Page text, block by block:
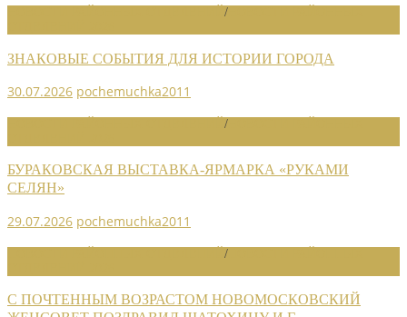
/
ЗНАКОВЫЕ СОБЫТИЯ ДЛЯ ИСТОРИИ ГОРОДА
30.07.2026 pochemuchka2011
/
БУРАКОВСКАЯ ВЫСТАВКА-ЯРМАРКА «РУКАМИ
СЕЛЯН»
29.07.2026 pochemuchka2011
/
С ПОЧТЕННЫМ ВОЗРАСТОМ НОВОМОСКОВСКИЙ